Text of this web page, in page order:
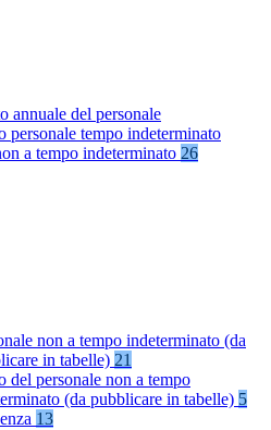
annuale del personale
personale tempo indeterminato
a tempo indeterminato 26
non a tempo indeterminato (da
in tabelle) 21
del personale non a tempo
(da pubblicare in tabelle) 5
13